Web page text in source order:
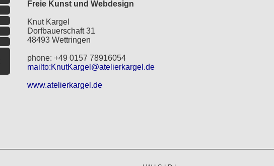
Freie Kunst und Webdesign
Knut Kargel
Dorfbauerschaft 31
48493 Wettringen
phone: +49 0157 78916054
mailto:KnutKargel@atelierkargel.de
www.atelierkargel.de